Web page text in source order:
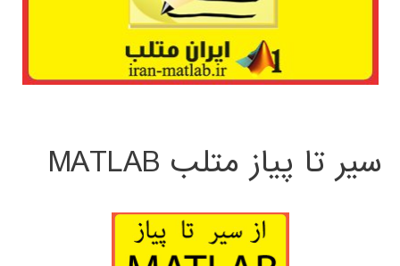
سیر تا پیاز متلب MATLAB